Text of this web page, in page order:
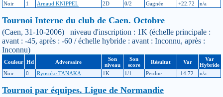
Noir
1 Arnaud KNIPPEL 2D 0/2 Gagnée +22.72 n/a
Tournoi Interne du club de Caen. Octobre
(Caen, 31-10-2006) niveau d'inscription : 1K (échelle principale :
avant : -45, après : -60 / échelle hybride : avant : Inconnu, après :
Inconnu)
Couleur Hd Adversaire
Son
niveau
Son
score
Résultat Var
Var
Hybride
Noir
0 Ryosuke TANAKA 1K 1/1 Perdue -14.72 n/a
Tournoi par équipes. Ligue de Normandie